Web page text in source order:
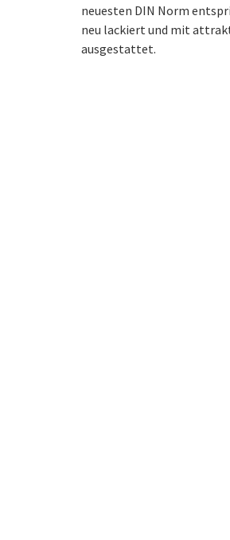
neuesten DIN Norm
neu lackiert und mit
ausgestattet.